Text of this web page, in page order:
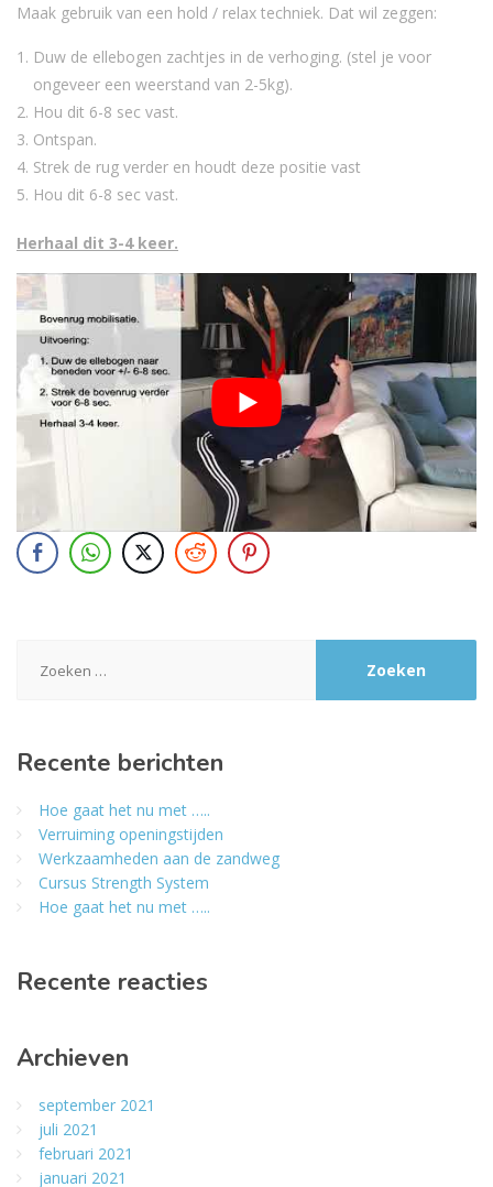
Maak gebruik van een hold / relax techniek. Dat wil zeggen:
Duw de ellebogen zachtjes in de verhoging. (stel je voor
ongeveer een weerstand van 2-5kg).
Hou dit 6-8 sec vast.
Ontspan.
Strek de rug verder en houdt deze positie vast
Hou dit 6-8 sec vast.
Herhaal dit 3-4 keer.
naar:
Recente berichten
Hoe gaat het nu met …..
Verruiming openingstijden
Werkzaamheden aan de zandweg
Cursus Strength System
Hoe gaat het nu met …..
Recente reacties
Archieven
september 2021
juli 2021
februari 2021
januari 2021